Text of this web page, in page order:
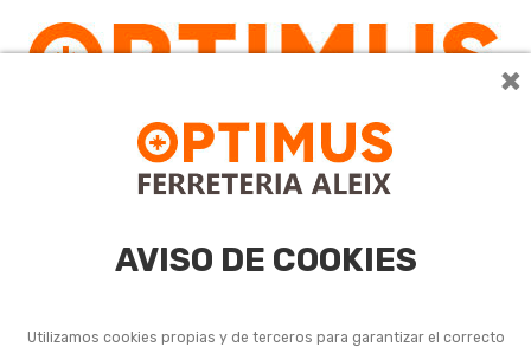
×
AVISO DE COOKIES
Utilizamos cookies propias y de terceros para garantizar el correcto